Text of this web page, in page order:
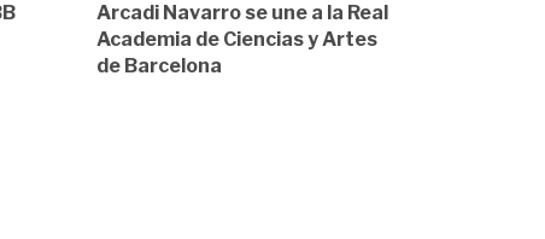
Arcadi Navarro se une a la Real
Academia de Ciencias y Artes
de Barcelona